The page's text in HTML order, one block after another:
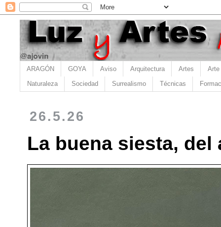
ARAGÓN GOYA Aviso Arquitectura Artes Arte
Naturaleza Sociedad Surrealismo Técnicas
26.5.26
La buena siesta, del